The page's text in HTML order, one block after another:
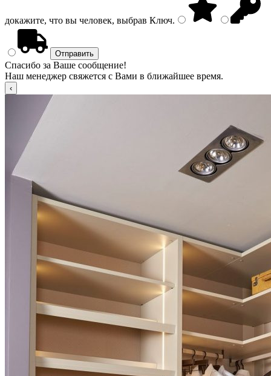
докажите, что вы человек, выбрав Ключ.
Спасибо за Ваше сообщение!
Наш менеджер свяжется с Вами в ближайшее время.